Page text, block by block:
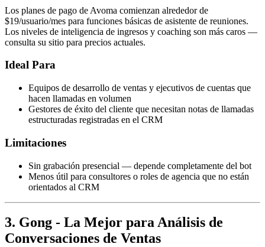
Los planes de pago de Avoma comienzan alrededor de
$19/usuario/mes para funciones básicas de asistente de reuniones.
Los niveles de inteligencia de ingresos y coaching son más caros —
consulta su sitio para precios actuales.
Ideal Para
Equipos de desarrollo de ventas y ejecutivos de cuentas que
hacen llamadas en volumen
Gestores de éxito del cliente que necesitan notas de llamadas
estructuradas registradas en el CRM
Limitaciones
Sin grabación presencial — depende completamente del bot
Menos útil para consultores o roles de agencia que no están
orientados al CRM
3. Gong - La Mejor para Análisis de
Conversaciones de Ventas